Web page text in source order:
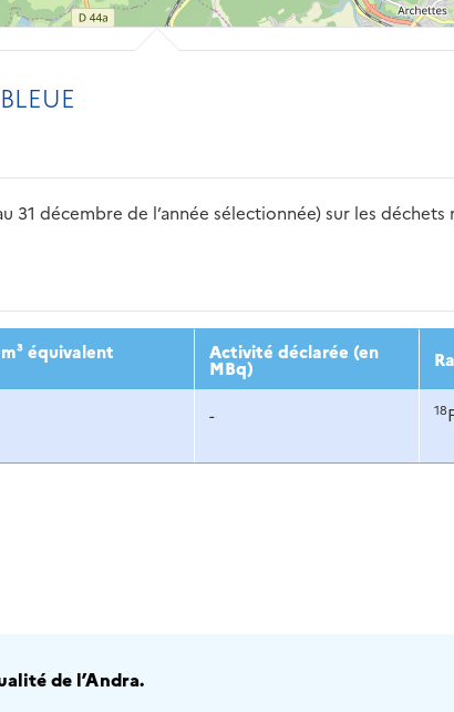
décembre de l’année sélectionnée) sur les
2017 2018 2019 2020
équivalent Activité déclarée (en
MBq)
- 18
de l’Andra.